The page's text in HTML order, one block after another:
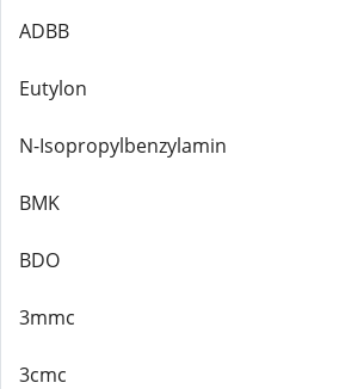
ADBB
Eutylon
N-Isopropylbenzylamin
BMK
BDO
3mmc
3cmc